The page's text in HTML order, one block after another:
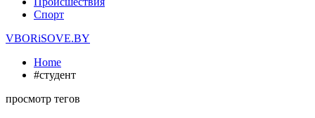
Спорт
VBORiSOVE.BY
Home
#студент
просмотр тегов